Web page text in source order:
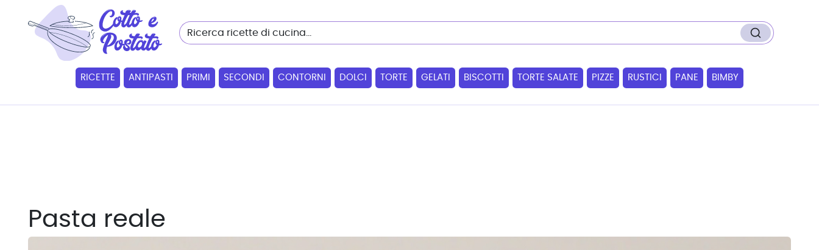
RICETTE ANTIPASTI PRIMI SECONDI CONTORNI DOLCI TORTE GELATI BISCOTTI TORTE SALATE PIZZE RUSTICI PANE BIMBY
Pasta reale